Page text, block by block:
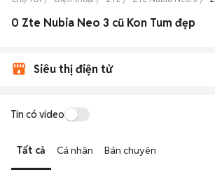
0 Zte Nubia Neo 3 cũ Kon Tum đẹp
Siêu thị điện tử
Tin có video
Tất cả Cá nhân Bán chuyên